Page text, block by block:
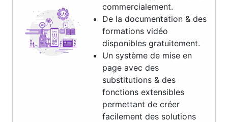
commercialement.
De la documentation & des
formations vidéo
disponibles gratuitement.
Un système de mise en
page avec des
substitutions & des
fonctions extensibles
permettant de créer
facilement des solutions